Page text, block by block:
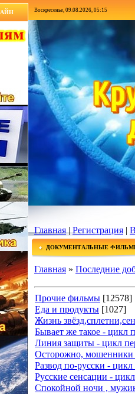
Воскресенье, 09.08.2026, 05:15
Главная|Регистрация |
ДОКУМЕНТАЛЬНЫЕ
Главная » Последние
Прочие фильмы [12578]
Еда и продукты [1027]
Жизнь
Бывает же такое - цикл
Линия защиты - цикл
Осторожно, мошенники
Развод по-русски - цикл
Русские сенсации -
Спокойной ночи ,